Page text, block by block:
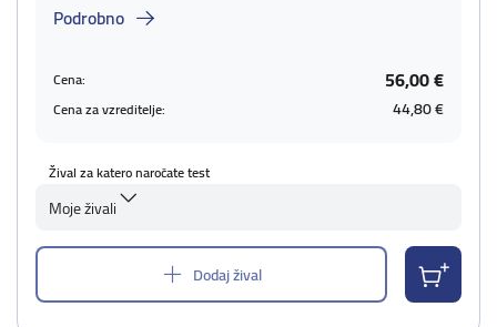
Podrobno
Cena: 56,00 €
Cena za vzreditelje: 44,80 €
Žival za katero naročate test
Moje živali
Dodaj žival